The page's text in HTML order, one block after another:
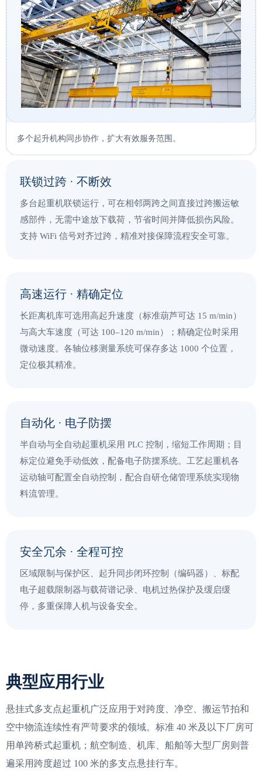
多个起升机构同步协作，扩大有效服务范围。
联锁过跨 · 不断效
多台起重机联锁运行，可在相邻两跨之间直接过跨搬运敏
感部件，无需中途放下载荷，节省时间并降低损伤风险。
支持 WiFi 信号对齐过跨，精准对接保障流程安全可靠。
高速运行 · 精确定位
长距离机库可选用高起升速度（标准葫芦可达 15 m/min）
与高大车速度（可达 100–120 m/min）；精确定位时采用
微动速度。各轴位移测量系统可保存多达 1000 个位置，
定位极其精准。
自动化 · 电子防摆
半自动与全自动起重机采用 PLC 控制，缩短工作周期；目
标定位避免手动低效，配备电子防摆系统。工艺起重机各
运动轴可配置全自动控制，配合自研仓储管理系统实现物
料流管理。
安全冗余 · 全程可控
区域限制与保护区、起升同步闭环控制（编码器）、标配
电子超载限制器与载荷谱记录、电机过热保护及缓启缓
停，多重保障人机与设备安全。
典型应用行业
悬挂式多支点起重机广泛应用于对跨度、净空、搬运节拍和
空中物流连续性有严苛要求的领域。标准 40 米及以下厂房可
用单跨桥式起重机；航空制造、机库、船舶等大型厂房则普
遍采用跨度超过 100 米的多支点悬挂行车。